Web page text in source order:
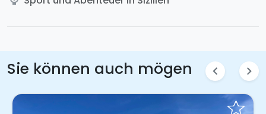
Sie können auch mögen chevron_left chevron_right